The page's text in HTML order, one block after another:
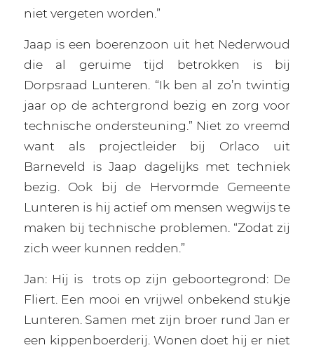
niet vergeten worden.”
Jaap is een boerenzoon uit het Nederwoud
die al geruime tijd betrokken is bij
Dorpsraad Lunteren. “Ik ben al zo’n twintig
jaar op de achtergrond bezig en zorg voor
technische ondersteuning.” Niet zo vreemd
want als projectleider bij Orlaco uit
Barneveld is Jaap dagelijks met techniek
bezig. Ook bij de Hervormde Gemeente
Lunteren is hij actief om mensen wegwijs te
maken bij technische problemen. “Zodat zij
zich weer kunnen redden.”
Jan: Hij is
trots op zijn geboortegrond: De
Fliert. Een mooi en vrijwel onbekend stukje
Lunteren. Samen met zijn broer rund Jan er
een kippenboerderij. Wonen doet hij er niet